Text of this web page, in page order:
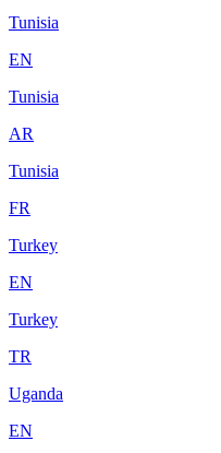
Tunisia
EN
Tunisia
AR
Tunisia
FR
Turkey
EN
Turkey
TR
Uganda
EN